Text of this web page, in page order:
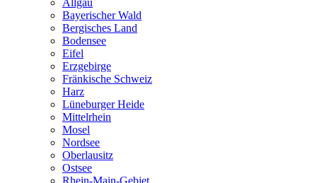
Allgäu
Bayerischer Wald
Bergisches Land
Bodensee
Eifel
Erzgebirge
Fränkische Schweiz
Harz
Lüneburger Heide
Mittelrhein
Mosel
Nordsee
Oberlausitz
Ostsee